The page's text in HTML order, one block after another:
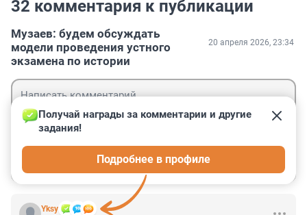
32 комментария к публикации
Музаев: будем обсуждать
модели проведения устного
экзамена по истории
20 апреля 2026, 23:34
Yksy
Получай награды за комментарии и другие
задания!
Подробнее в профиле